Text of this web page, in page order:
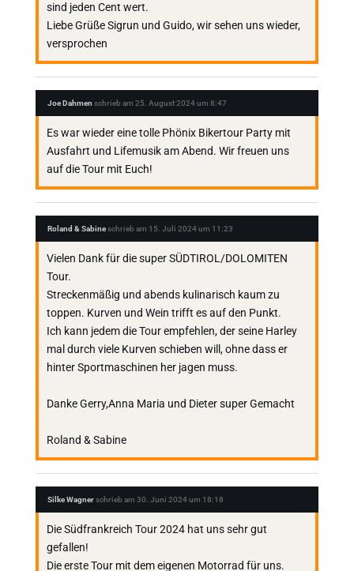
sind jeden Cent wert.
Liebe Grüße Sigrun und Guido, wir sehen uns wieder,
versprochen
Joe Dahmen schrieb am 25. August 2024 um 8:47
Es war wieder eine tolle Phönix Bikertour Party mit
Ausfahrt und Lifemusik am Abend. Wir freuen uns
auf die Tour mit Euch!
Roland & Sabineschrieb am 15. Juli 2024 um 11:23
Vielen Dank für die super SÜDTIROL/DOLOMITEN
Tour.
Streckenmäßig und abends kulinarisch kaum zu
toppen. Kurven und Wein trifft es auf den Punkt.
Ich kann jedem die Tour empfehlen, der seine Harley
mal durch viele Kurven schieben will, ohne dass er
hinter Sportmaschinen her jagen muss.
Danke Gerry,Anna Maria und Dieter super Gemacht
Roland & Sabine
Silke Wagnerschrieb am 30. Juni 2024 um 18:18
Die Südfrankreich Tour 2024 hat uns sehr gut
gefallen!
Die erste Tour mit dem eigenen Motorrad für uns.